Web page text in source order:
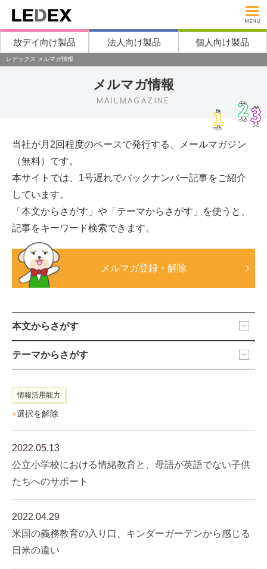
MENU
放デイ向け製品 法人向け製品 個人向け製品
レデックス メルマガ情報
メルマガ情報
MAILMAGAZINE
当社が月2回程度のペースで発行する、メールマガジン
（無料）です。
本サイトでは、1号遅れでバックナンバー記事をご紹介
しています。
「本文からさがす」や「テーマからさがす」を使うと、
記事をキーワード検索できます。
メルマガ登録・解除
本文からさがす
テーマからさがす
情報活用能力
×選択を解除
2022.05.13
公立小学校における情緒教育と、母語が英語でない子供
たちへのサポート
2022.04.29
米国の義務教育の入り口、キンダーガーテンから感じる
日米の違い